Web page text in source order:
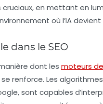
en mettant en
où l’IA
dans le SEO
dont les moteurs
renforce. Les algorithmes
, sont capables